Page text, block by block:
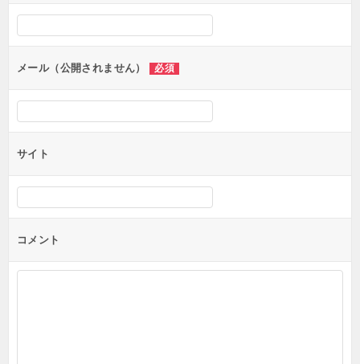
シ
ョ
ンメール（公開されません） 必須
サイト
コメント